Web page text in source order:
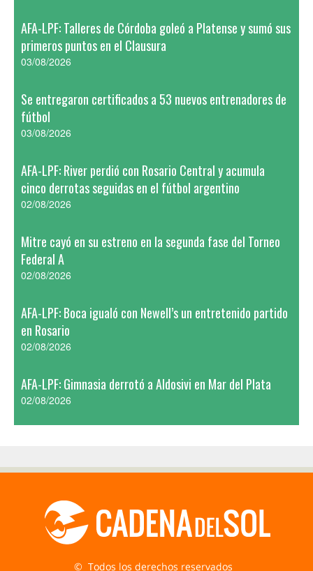
AFA-LPF: Talleres de Córdoba goleó a Platense y sumó sus
primeros puntos en el Clausura
03/08/2026
Se entregaron certificados a 53 nuevos entrenadores de
fútbol
03/08/2026
AFA-LPF: River perdió con Rosario Central y acumula
cinco derrotas seguidas en el fútbol argentino
02/08/2026
Mitre cayó en su estreno en la segunda fase del Torneo
Federal A
02/08/2026
AFA-LPF: Boca igualó con Newell’s un entretenido partido
en Rosario
02/08/2026
AFA-LPF: Gimnasia derrotó a Aldosivi en Mar del Plata
02/08/2026